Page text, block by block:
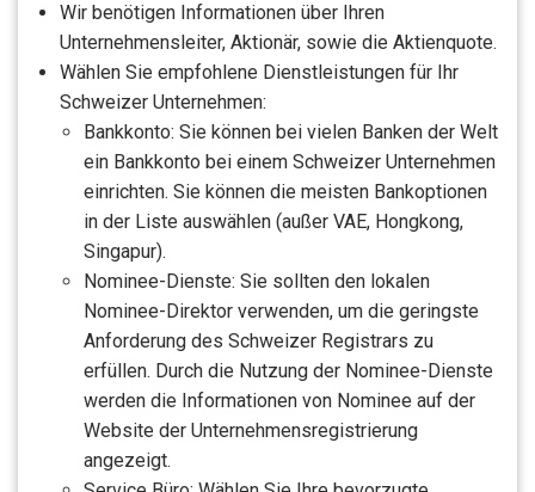
Wir benötigen Informationen über Ihren
Unternehmensleiter, Aktionär, sowie die Aktienquote.
Wählen Sie empfohlene Dienstleistungen für Ihr
Schweizer Unternehmen:
Bankkonto: Sie können bei vielen Banken der Welt
ein Bankkonto bei einem Schweizer Unternehmen
einrichten. Sie können die meisten Bankoptionen
in der Liste auswählen (außer VAE, Hongkong,
Singapur).
Nominee-Dienste: Sie sollten den lokalen
Nominee-Direktor verwenden, um die geringste
Anforderung des Schweizer Registrars zu
erfüllen. Durch die Nutzung der Nominee-Dienste
werden die Informationen von Nominee auf der
Website der Unternehmensregistrierung
angezeigt.